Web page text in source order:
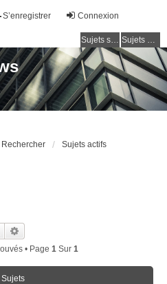
Connexion
S’enregistrer
Sujets sans réponse Sujets actifs
Rechercher Sujets actifs
Rechercher
• Page 1Sur 1
Sujets